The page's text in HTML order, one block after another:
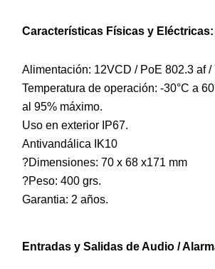
Características Físicas y Eléctricas:
Alimentación: 12VCD / PoE 802.3 af /
Temperatura de operación: -30°C a
al 95% máximo.
Uso en exterior IP67.
Antivandálica IK10
?Dimensiones: 70 x 68 x171 mm
?Peso: 400 grs.
Garantia: 2 años.
Entradas y Salidas de Audio /